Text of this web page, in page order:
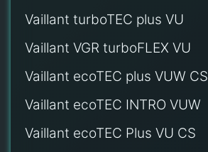
Vaillant turboTEC plus VU
Vaillant VGR turboFLEX VU
Vaillant ecoTEC plus VUW CS
Vaillant ecoTEC INTRO VUW
Vaillant ecoTEC Plus VU CS